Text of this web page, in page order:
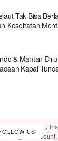
Tak Bisa
Kesehatan
& Mantan
Kapal
US
Like & View >
Instagram account.